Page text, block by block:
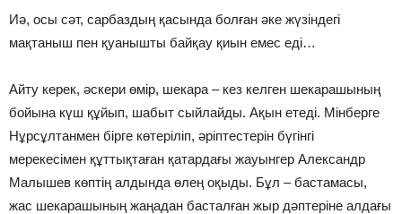
Иә, осы сәт, сарбаздың қасында болған әке жүзіндегі
мақтаныш пен қуанышты байқау қиын емес еді…
Айту керек, әскери өмір, шекара – кез келген шекарашының
бойына күш құйып, шабыт сыйлайды. Ақын етеді. Мінберге
Нұрсұлтанмен бірге көтеріліп, әріптестерін бүгінгі
мерекесімен құттықтаған қатардағы жауынгер Александр
Малышев көптің алдында өлең оқыды. Бұл – бастамасы,
жас шекарашының жаңадан басталған жыр дәптеріне алдағы